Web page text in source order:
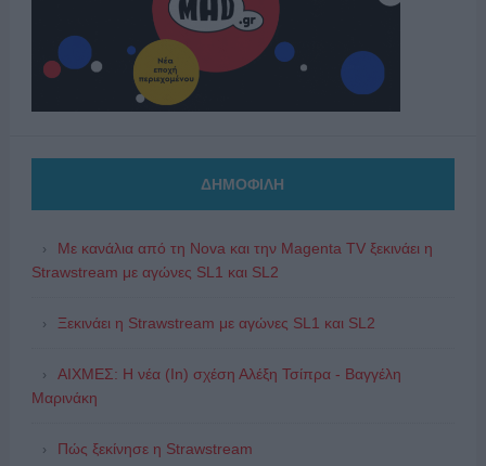
ΔΗΜΟΦΙΛΗ
Με κανάλια από τη Nova και την Magenta TV ξεκινάει η
Strawstream με αγώνες SL1 και SL2
Ξεκινάει η Strawstream με αγώνες SL1 και SL2
ΑΙΧΜΕΣ: Η νέα (In) σχέση Αλέξη Τσίπρα - Βαγγέλη
Μαρινάκη
Πώς ξεκίνησε η Strawstream